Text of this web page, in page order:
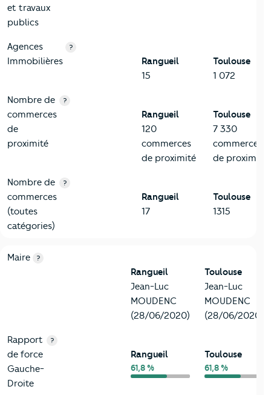
et travaux
publics
Agences
Immobilières
?
Rangueil
15
Toulouse
1 072
Nombre de
commerces
de
proximité
?
Rangueil
120
commerces
de proximité
Toulouse
7 330
commerces
de proximité
Nombre de
commerces
(toutes
catégories)
?
Rangueil
17
Toulouse
1315
6-Politique
Critères
Maire ?
Rangueil
Jean-Luc
MOUDENC
(28/06/2020)
Toulouse
Jean-Luc
MOUDENC
(28/06/2020)
Rapport
de force
Gauche-
Droite
?
Rangueil
61,8 %
Toulouse
61,8 %